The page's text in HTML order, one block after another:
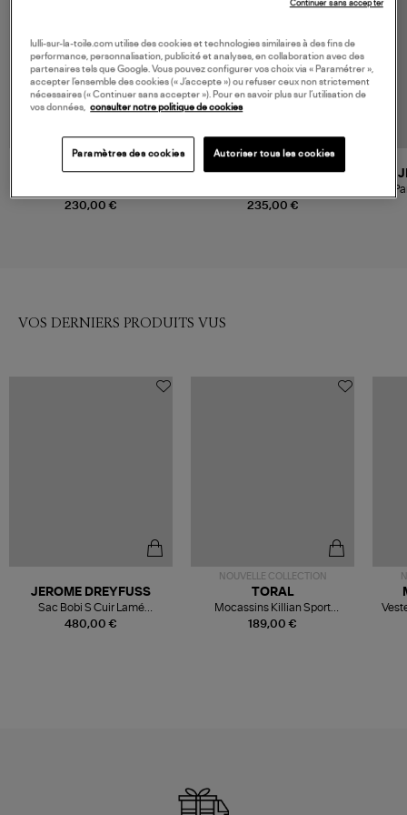
230,00 €
JEANNE VOULAND
235,00 €
XIRENA
VOS DERNIERS PRODUITS VUS
480,00 €
JEROME DREYFUSS
Sac Bobi S Cuir Lamé
Champagne
NOUVELLE COLLECTION
189,00 €
TORAL
Mocassins Killian Sport
Mousse
lulli-sur-la-toile.com utilise des cookies et technologies similaires à des fins de
performance, personnalisation, publicité et analyses, en collaboration avec des
partenaires tels que Google. Vous pouvez configurer vos choix via « Paramétrer »,
accepter l’ensemble des cookies (« J’accepte ») ou refuser ceux non strictement
nécessaires (« Continuer sans accepter »). Pour en savoir plus sur l’utilisation de
vos données, consulter notre politique de cookies
Paramètres des cookies Autoriser tous les cookies
Continuer sans accepter